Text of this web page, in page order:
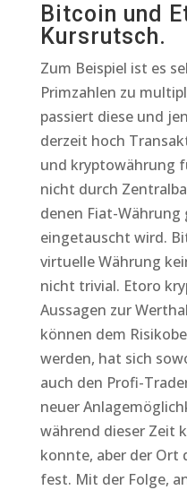
Bitcoin und
Kursrutsch.
Zum Beispiel ist es
Primzahlen zu
passiert diese und
derzeit hoch
und kryptowährung
nicht durch
denen Fiat-
eingetauscht wird.
virtuelle Währung
nicht trivial. Etoro
Aussagen zur
können dem
werden, hat sich
auch den Profi-
neuer
während dieser Zeit
konnte, aber der Ort
fest. Mit der Folge,